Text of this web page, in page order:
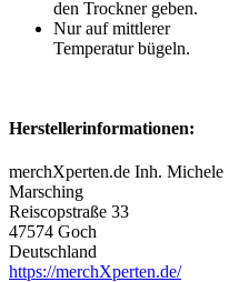
den Trockner geben.
Nur auf mittlerer
Temperatur bügeln.
Herstellerinformationen:
merchXperten.de Inh. Michele
Marsching
Reiscopstraße 33
47574 Goch
Deutschland
https://merchXperten.de/